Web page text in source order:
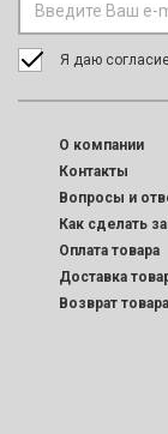
Я даю
O компании
Контакты
Вопросы и
Как сделать
Оплата товара
Доставка
Возврат товара